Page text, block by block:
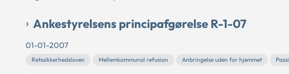
Ankestyrelsens principafgørelse R-1-07
01-01-2007
Retssikkerhedsloven Mellemkommunal refusion Anbringelse uden for hjemmet